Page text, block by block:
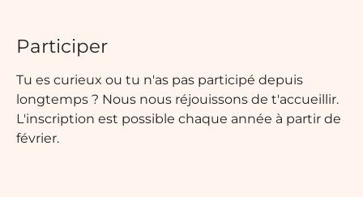
Participer
Tu es curieux ou tu n'as pas participé depuis
longtemps ? Nous nous réjouissons de t'accueillir.
L'inscription est possible chaque année à partir de
février.